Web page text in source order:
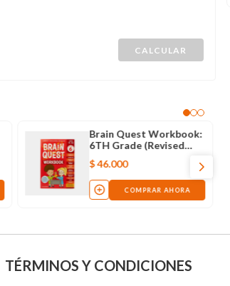
Brain Quest Workbook:
6TH Grade (Revised
Edition)
$46.000
COMPRAR AHORA
TÉRMINOS Y CONDICIONES